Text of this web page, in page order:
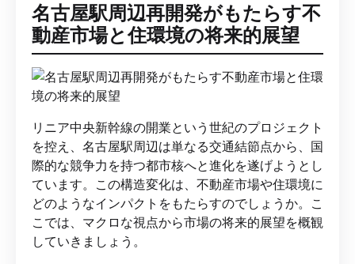
名古屋駅周辺再開発がもたらす不
動産市場と住環境の将来的展望
リニア中央新幹線の開業という世紀のプロジェクト
を控え、名古屋駅周辺は単なる交通結節点から、国
際的な競争力を持つ都市核へと進化を遂げようとし
ています。この構造変化は、不動産市場や住環境に
どのようなインパクトをもたらすのでしょうか。こ
こでは、マクロな視点から市場の将来的展望を概観
していきましょう。